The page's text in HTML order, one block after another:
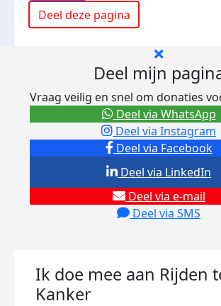
Deel deze pagina
Deel mijn
Vraag veilig en snel om donaties
Deel via Facebook
Deel via Instagram
Deel via e-mail
Deel via SMS
Deel via LinkedIn
Deel via WhatsApp
Ik doe mee aan Rijden
Kanker